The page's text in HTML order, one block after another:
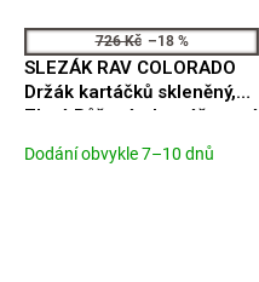
726 Kč –18 %
SLEZÁK RAV COLORADO
Držák kartáčků skleněný,
Zlatá Růžová - kartáčovaná
Dodání obvykle 7–10 dnů